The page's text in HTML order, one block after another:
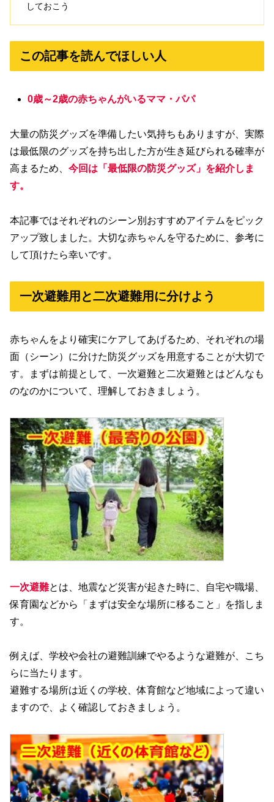
しておこう
この記事を読んでほしい人
0歳～2歳の赤ちゃんがいるママ・パパ
大量の防災グッズを準備したい気持ちもありますが、実際
は最低限のグッズを持ち出した方が生き延びられる確率が
高まるため、 今回は「最低限の防災グッズ」を紹介しま
す。
本記事ではそれぞれのシーン別おすすめアイテムをピック
アップ致しました。大切な赤ちゃんを守るために、参考に
して頂けたら幸いです。
一次避難用と二次避難用に分けよう
赤ちゃんをより確実にケアしてあげるため、それぞれの場
面（シーン）に分けた防災グッズを用意することが大切で
す。まずは前提として、一次避難と二次避難とはどんなも
のなのかについて、理解しておきましょう。
一次避難とは、地震など災害が起きた時に、自宅や職場、
保育園などから「まずは安全な場所に移ること」を指しま
す。
例えば、学校や会社の避難訓練でやるような避難が、こち
らに当たります。
避難する場所は近くの学校、体育館など地域によって違い
ますので、よく確認しておきましょう。